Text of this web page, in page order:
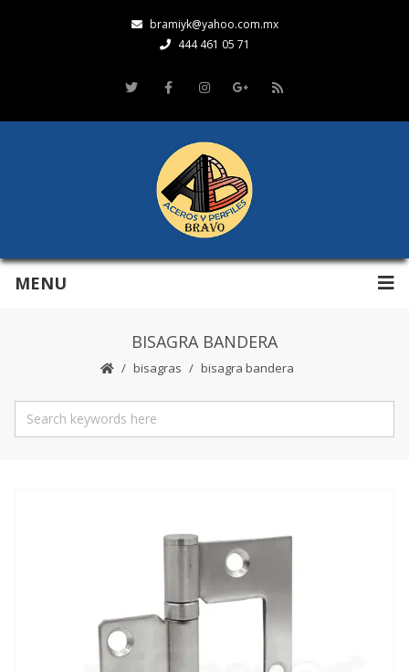
bramiyk@yahoo.com.mx
444 461 05 71
MENU
BISAGRA BANDERA
bisagras bisagra bandera